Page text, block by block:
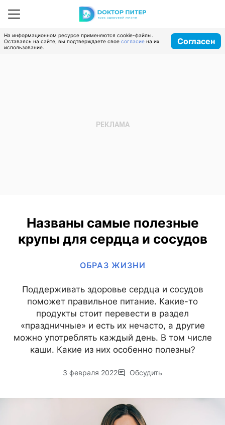
На информационном ресурсе применяются cookie-файлы.
Оставаясь на сайте, вы подтверждаете свое согласие на их
использование.
Согласен
Названы самые полезные
крупы для сердца и сосудов
ОБРАЗ ЖИЗНИ
Поддерживать здоровье сердца и сосудов
поможет правильное питание. Какие-то
продукты стоит перевести в раздел
«праздничные» и есть их нечасто, а другие
можно употреблять каждый день. В том числе
каши. Какие из них особенно полезны?
3 февраля 2022 Обсудить